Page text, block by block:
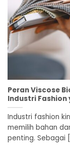
Peran Viscose
Industri Fashion
Industri fashion
memilih bahan
penting. Sebagai